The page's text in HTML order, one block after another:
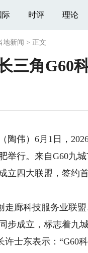
际 时评 理论
地新闻 > 正文
三角G60
伟）6月1日，
举行。来自G60九
立四大联盟，签约
廊科技服务业联盟
步成立，标志着九
士东表示：“G60